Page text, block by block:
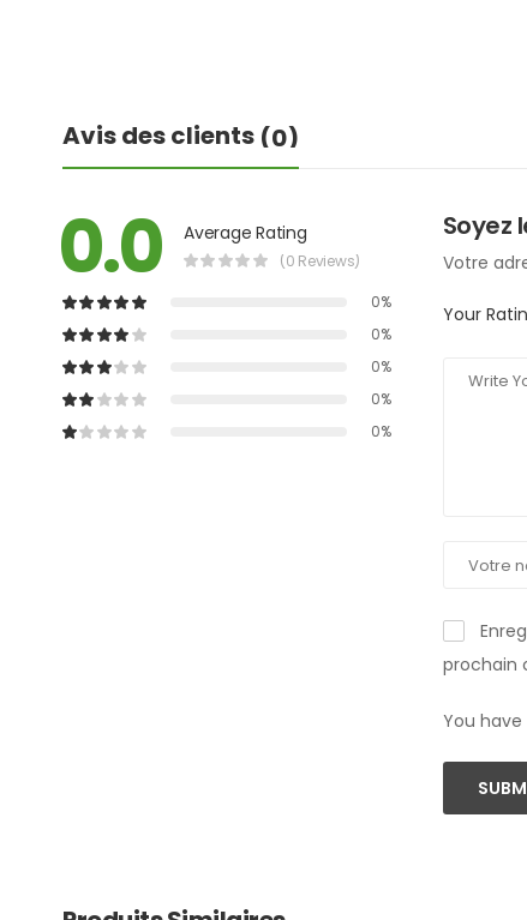
Avis des clients (0)
0.0 Average Rating
(0 Reviews)
0%
0%
0%
0%
0%
Soyez
Votre
Your
prochain
You